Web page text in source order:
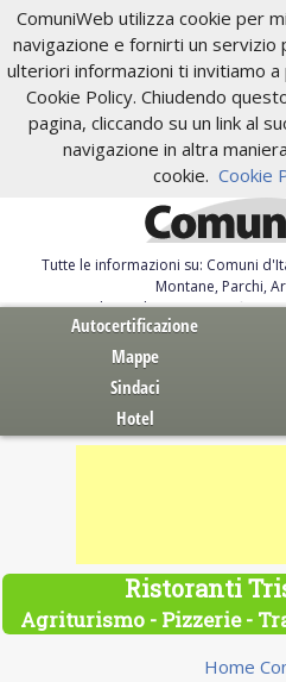
ComuniWeb utilizza cookie per
navigazione e fornirti un
ulteriori informazioni ti invitiamo
Cookie Policy. Chiudendo
pagina, cliccando su un link al
navigazione in altra
cookie. Cookie
Tutte le informazioni su: Comuni
Montane, Parchi,
Servizi al Cittadino.
Autocertificazione
Mappe
Sindaci
Hotel
Ristoranti
Agriturismo - Pizzerie -
Home